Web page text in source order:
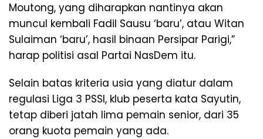
Moutong, yang diharapkan nantinya akan
muncul kembali Fadil Sausu ‘baru’, atau Witan
Sulaiman ‘baru’, hasil binaan Persipar Parigi,”
harap politisi asal Partai NasDem itu.
Selain batas kriteria usia yang diatur dalam
regulasi Liga 3 PSSI, klub peserta kata Sayutin,
tetap diberi jatah lima pemain senior, dari 35
orang kuota pemain yang ada.